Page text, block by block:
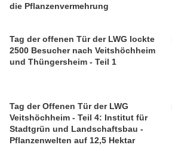
die Pflanzenvermehrung
Tag der offenen Tür der LWG lockte
2500 Besucher nach Veitshöchheim
und Thüngersheim - Teil 1
Tag der Offenen Tür der LWG
Veitshöchheim - Teil 4: Institut für
Stadtgrün und Landschaftsbau -
Pflanzenwelten auf 12,5 Hektar